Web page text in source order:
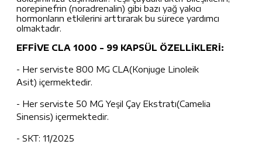
norepinefrin (noradrenalin) gibi bazı yağ yakıcı
hormonların etkilerini arttırarak bu sürece yardımcı
olmaktadır.
EFFİVE CLA 1000 - 99 KAPSÜL ÖZELLİKLERİ:
- Her serviste 800 MG CLA(Konjuge Linoleik
Asit) içermektedir.
- Her serviste 50 MG Yeşil Çay Ekstratı(Camelia
Sinensis) içermektedir.
- SKT: 11/2025